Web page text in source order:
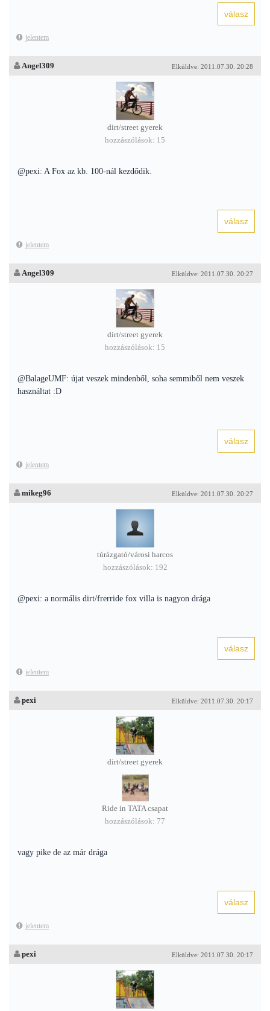
jelentem
Elküldve: 2011.07.30. 20:28
Angel309
dirt/street gyerek
hozzászólások: 15
@pexi: A Fox az kb. 100-nál kezdődik.
jelentem
Elküldve: 2011.07.30. 20:27
Angel309
dirt/street gyerek
hozzászólások: 15
@BalageUMF: újat veszek mindenből, soha semmiből nem veszek
használtat :D
jelentem
Elküldve: 2011.07.30. 20:27
mikeg96
túrázgató/városi harcos
hozzászólások: 192
@pexi: a normális dirt/frerride fox villa is nagyon drága
jelentem
Elküldve: 2011.07.30. 20:17
pexi
dirt/street gyerek
Ride in TATA csapat
hozzászólások: 77
vagy pike de az már drága
jelentem
Elküldve: 2011.07.30. 20:17
pexi